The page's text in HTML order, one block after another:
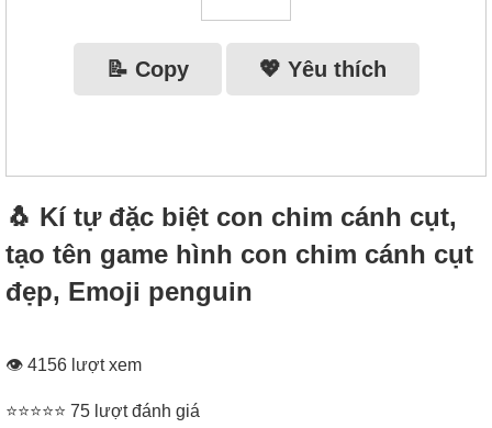
📝 Copy 💖 Yêu thích
🐧 Kí tự đặc biệt con chim cánh cụt,
tạo tên game hình con chim cánh cụt
đẹp, Emoji penguin
👁 4156 lượt xem
⭐⭐⭐⭐⭐ 75 lượt đánh giá